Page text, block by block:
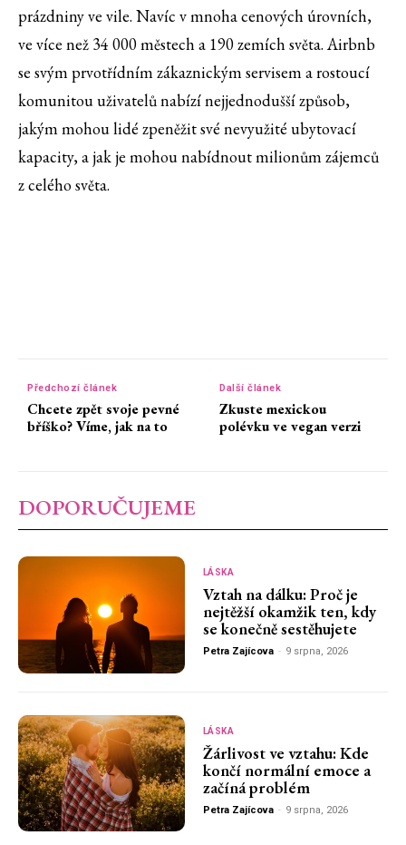
prázdniny ve vile. Navíc v mnoha cenových úrovních,
ve více než 34 000 městech a 190 zemích světa. Airbnb
se svým prvotřídním zákaznickým servisem a rostoucí
komunitou uživatelů nabízí nejjednodušší způsob,
jakým mohou lidé zpeněžit své nevyužité ubytovací
kapacity, a jak je mohou nabídnout milionům zájemců
z celého světa.
Předchozí článek
Chcete zpět svoje pevné
bříško? Víme, jak na to
Další článek
Zkuste mexickou
polévku ve vegan verzi
DOPORUČUJEME
LÁSKA
Vztah na dálku: Proč je
nejtěžší okamžik ten, kdy
se konečně sestěhujete
Petra Zajícova - 9 srpna, 2026
LÁSKA
Žárlivost ve vztahu: Kde
končí normální emoce a
začíná problém
Petra Zajícova - 9 srpna, 2026